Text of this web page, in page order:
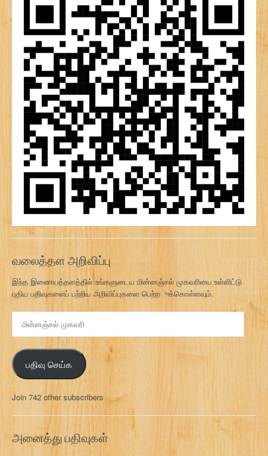
வலைத்தள அறிவிப்பு
இந்த இணையத்தளத்தில் உங்களுடைய மின்னஞ்சல் முகவரியை உள்ளிட்டு
புதிய பதிவுகளைப் பற்றிய அறிவிப்புகளை பெற்றுக்கொள்ளவும்.
ஞ்
ச
ல்
க
வ
பதிவு செய்க
Join 742 other subscribers
அனைத்து பதிவுகள்